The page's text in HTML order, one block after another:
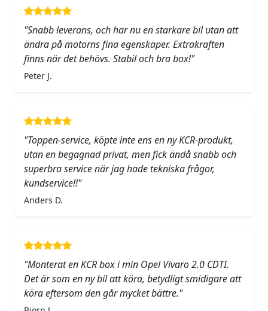
"Snabb leverans, och har nu en starkare bil utan att
ändra på motorns fina egenskaper. Extrakraften
finns när det behövs. Stabil och bra box!"
Peter J.
"Toppen-service, köpte inte ens en ny KCR-produkt,
utan en begagnad privat, men fick ändå snabb och
superbra service när jag hade tekniska frågor,
kundservice!!"
Anders D.
"Monterat en KCR box i min Opel Vivaro 2.0 CDTI.
Det är som en ny bil att köra, betydligt smidigare att
köra eftersom den går mycket bättre."